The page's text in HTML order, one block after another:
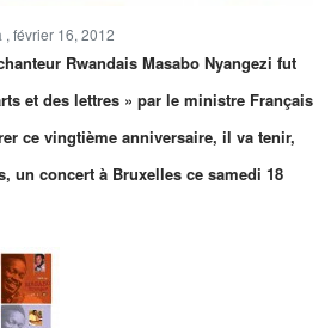
, février 16, 2012
Rwandais Masabo Nyangezi fut
et des lettres » par le ministre Français
ce vingtième anniversaire, il va tenir,
un concert à Bruxelles ce samedi 18